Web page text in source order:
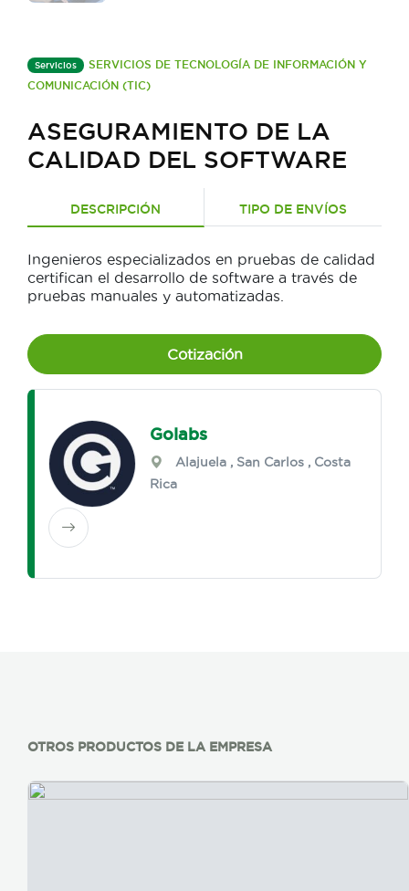
Servicios
SERVICIOS DE TECNOLOGÍA DE INFORMACIÓN Y
COMUNICACIÓN (TIC)
ASEGURAMIENTO DE LA
CALIDAD DEL SOFTWARE
DESCRIPCIÓN TIPO DE ENVÍOS
Ingenieros especializados en pruebas de calidad
certifican el desarrollo de software a través de
pruebas manuales y automatizadas.
Cotización
Golabs
Alajuela , San Carlos , Costa
Rica
OTROS PRODUCTOS DE LA EMPRESA